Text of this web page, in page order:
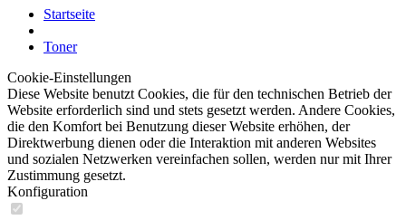
Startseite
Toner
Cookie-Einstellungen
Diese Website benutzt Cookies, die für den technischen Betrieb der
Website erforderlich sind und stets gesetzt werden. Andere Cookies,
die den Komfort bei Benutzung dieser Website erhöhen, der
Direktwerbung dienen oder die Interaktion mit anderen Websites
und sozialen Netzwerken vereinfachen sollen, werden nur mit Ihrer
Zustimmung gesetzt.
Konfiguration